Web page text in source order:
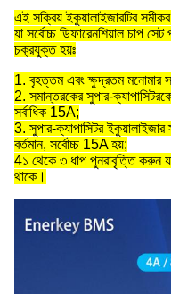
এই সক্রিয় ইকুয়ালাইজারটির
যা সর্বোচ্চ ডিফারেনশিয়াল চাপ সেট
চক্রযুক্ত হয়ঃ
1. বৃহত্তম এবং ক্ষুদ্রতম মনোমার
2. সমান্তরকের সুপার-ক্যাপাসিটরকে
সর্বাধিক 15A;
3. সুপার-ক্যাপাসিটর
বর্তমান, সর্বোচ্চ 15A হয়;
4১ থেকে ৩ ধাপ পুনরাবৃত্তি করুন
থাকে।